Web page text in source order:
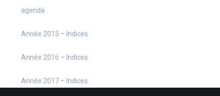
agenda
Année 2015 – Indices
Année 2016 – Indices
Année 2017 – Indices